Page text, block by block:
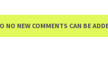
NO NEW COMMENTS CAN BE